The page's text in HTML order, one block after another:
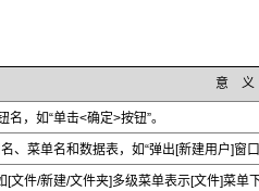
意 义
名，如“单击<确定>按钮”。
、菜单名和数据表，如“弹出[新建用户]窗口
[文件/新建/文件夹]多级菜单表示[文件]菜单